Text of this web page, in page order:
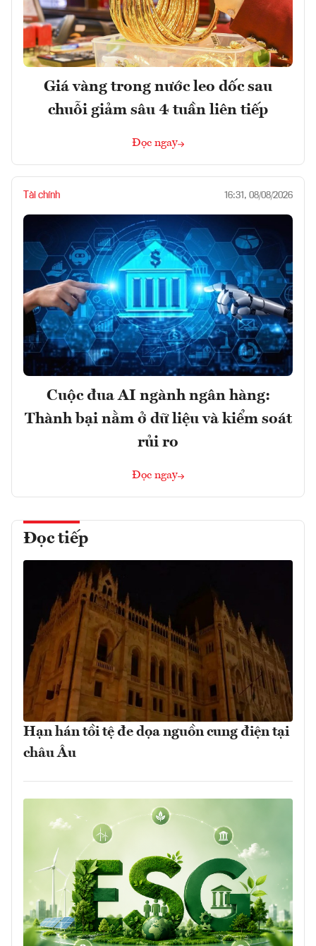
Giá vàng trong nước leo dốc sau
chuỗi giảm sâu 4 tuần liên tiếp
Đọc ngay
Tài chính 16:31, 08/08/2026
Cuộc đua AI ngành ngân hàng:
Thành bại nằm ở dữ liệu và kiểm soát
rủi ro
Đọc ngay
Đọc tiếp
Hạn hán tồi tệ đe dọa nguồn cung điện tại
châu Âu